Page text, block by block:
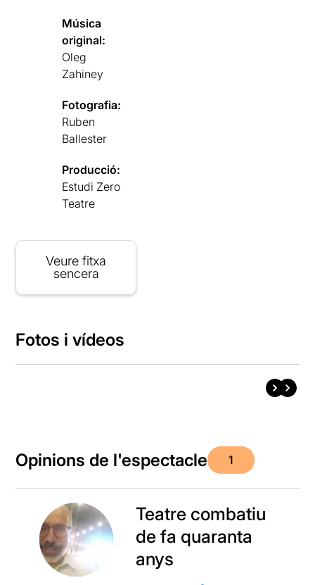
Música
original:
Oleg
Zahiney
Fotografia:
Ruben
Ballester
Producció:
Estudi Zero
Teatre
Veure fitxa
sencera
Fotos i vídeos
Opinions de l'espectacle 1
Teatre combatiu
de fa quaranta
anys